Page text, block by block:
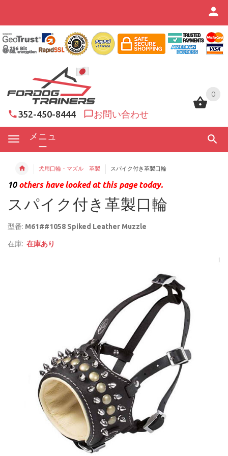
0
352-450-8444 お問い合わせ
メニュ
ー
0
犬用口輪・マズル 革製 スパイク付き革製口輪
10others have looked at this page today.
スパイク付き革製口輪
型番: M61##1058 Spiked Leather Muzzle
在庫: 在庫あり